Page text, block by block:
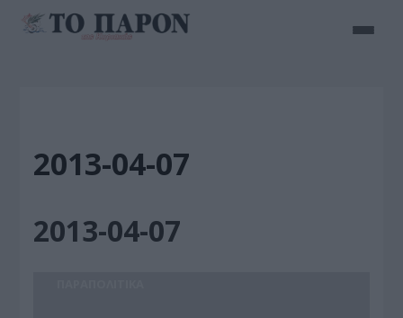
2013-04-07
2013-04-07